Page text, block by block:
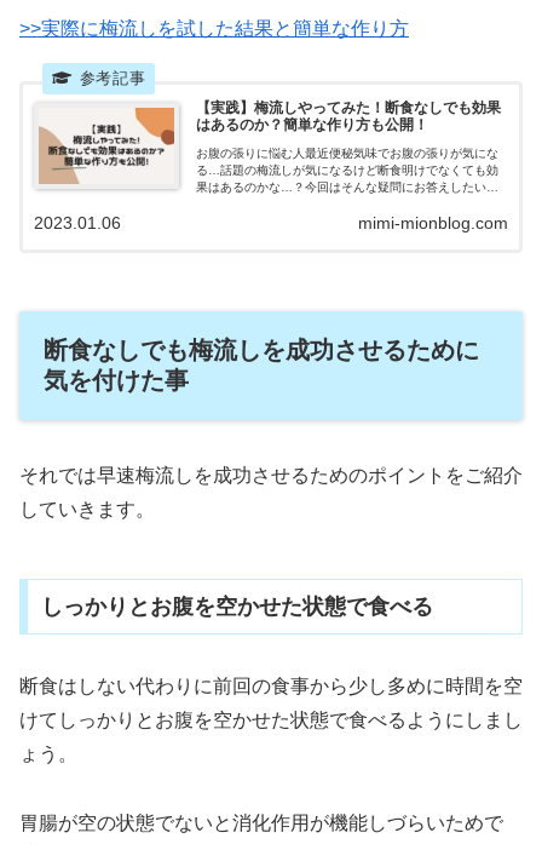
>>実際に梅流しを試した結果と簡単な作り方
【実践】梅流しやってみた！断食なしでも効果
はあるのか？簡単な作り方も公開！
お腹の張りに悩む人最近便秘気味でお腹の張りが気にな
る…話題の梅流しが気になるけど断食明けでなくても効
果はあるのかな…？今回はそんな疑問にお答えしたいと
mimi-mionblog.com
2023.01.06
断食なしでも梅流しを成功させるために
気を付けた事
それでは早速梅流しを成功させるためのポイントをご紹介
していきます。
しっかりとお腹を空かせた状態で食べる
断食はしない代わりに前回の食事から少し多めに時間を空
けてしっかりとお腹を空かせた状態で食べるようにしまし
ょう。
胃腸が空の状態でないと消化作用が機能しづらいためで